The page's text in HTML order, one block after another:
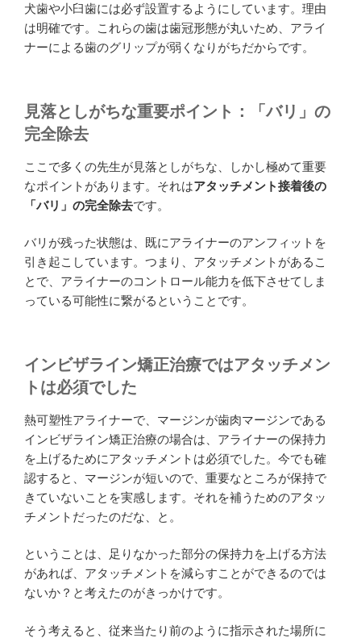
犬歯や小臼歯には必ず設置するようにしています。理由
は明確です。これらの歯は歯冠形態が丸いため、アライ
ナーによる歯のグリップが弱くなりがちだからです。
見落としがちな重要ポイント：「バリ」の
完全除去
ここで多くの先生が見落としがちな、しかし極めて重要
なポイントがあります。それはアタッチメント接着後の
「バリ」の完全除去です。
バリが残った状態は、既にアライナーのアンフィットを
引き起こしています。つまり、アタッチメントがあるこ
とで、アライナーのコントロール能力を低下させてしま
っている可能性に繋がるということです。
インビザライン矯正治療ではアタッチメン
トは必須でした
熱可塑性アライナーで、マージンが歯肉マージンである
インビザライン矯正治療の場合は、アライナーの保持力
を上げるためにアタッチメントは必須でした。今でも確
認すると、マージンが短いので、重要なところが保持で
きていないことを実感します。それを補うためのアタッ
チメントだったのだな、と。
ということは、足りなかった部分の保持力を上げる方法
があれば、アタッチメントを減らすことができるのでは
ないか？と考えたのがきっかけです。
そう考えると、従来当たり前のように指示された場所に